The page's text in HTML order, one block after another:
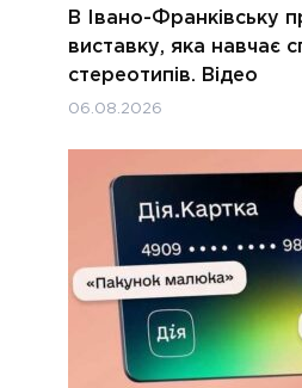
В Івано-Франківську
виставку, яка навчає
стереотипів. Відео
06.08.2026